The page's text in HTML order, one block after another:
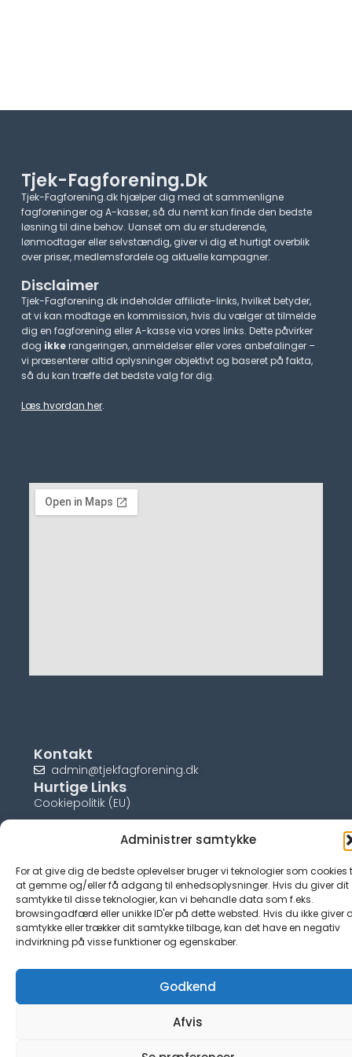
Administrer samtykke
For at give dig de bedste oplevelser bruger vi teknologier som cookies
at gemme og/eller få adgang til enhedsoplysninger. Hvis du giver dit
samtykke til disse teknologier, kan vi behandle data som f.eks.
browsingadfærd eller unikke ID'er på dette websted. Hvis du ikke giver
samtykke eller trækker dit samtykke tilbage, kan det have en negativ
indvirkning på visse funktioner og egenskaber.
Godkend
Afvis
Tjek-Fagforening.dk
Tjek-Fagforening.dk hjælper dig med at sammenligne
fagforeninger og A-kasser, så du nemt kan finde den bedste
løsning til dine behov. Uanset om du er studerende,
lønmodtager eller selvstændig, giver vi dig et hurtigt overblik
over priser, medlemsfordele og aktuelle kampagner.​
Disclaimer
Tjek-Fagforening.dk indeholder affiliate-links, hvilket betyder,
at vi kan modtage en kommission, hvis du vælger at tilmelde
dig en fagforening eller A-kasse via vores links. Dette påvirker
dog ikkerangeringen, anmeldelser eller vores anbefalinger –
vi præsenterer altid oplysninger objektivt og baseret på fakta,
så du kan træffe det bedste valg for dig.
Læs hvordan her.
Kontakt
admin@tjekfagforening.dk
Hurtige Links
Cookiepolitik (EU)
© tjek-fagforening.dk